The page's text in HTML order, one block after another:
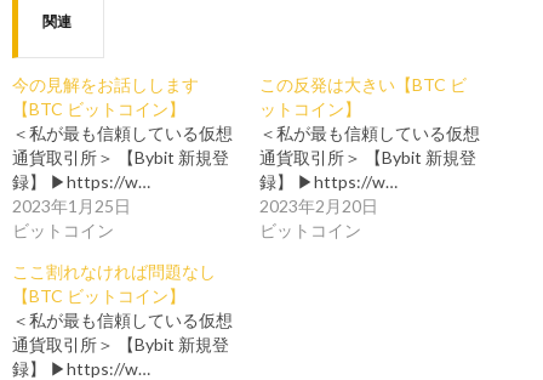
関連
今の見解をお話しします
【BTC ビットコイン】
＜私が最も信頼している仮想
通貨取引所＞ 【Bybit 新規登
録】 ▶https://w…
2023年1月25日
ビットコイン
この反発は大きい【BTC ビ
ットコイン】
＜私が最も信頼している仮想
通貨取引所＞ 【Bybit 新規登
録】 ▶https://w…
2023年2月20日
ビットコイン
ここ割れなければ問題なし
【BTC ビットコイン】
＜私が最も信頼している仮想
通貨取引所＞ 【Bybit 新規登
録】 ▶https://w…